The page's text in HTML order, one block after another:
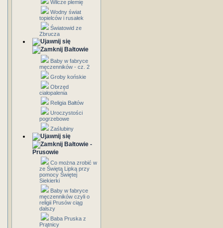
Wilcze plemię
Wodny świat
topielców i rusałek
Światowid ze
Zbrucza
Bałtowie
Baby w fabryce
męczenników - cz. 2
Groby końskie
Obrzęd
ciałopalenia
Religia Bałtów
Uroczystości
pogrzebowe
Zaślubiny
Bałtowie -
Prusowie
Co można zrobić w
ze Świętą Lipką przy
pomocy Świętej
Siekierki
Baby w fabryce
męczenników czyli o
religii Prusów ciąg
dalszy
Baba Pruska z
Prątnicy